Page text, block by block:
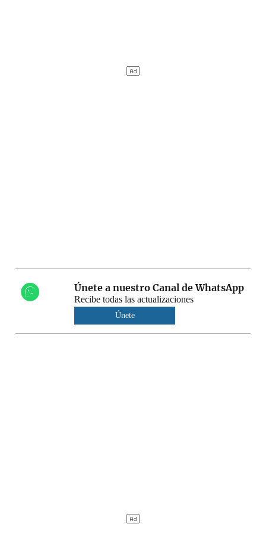
Únete a nuestro Canal de WhatsApp
Recibe todas las actualizaciones
Únete